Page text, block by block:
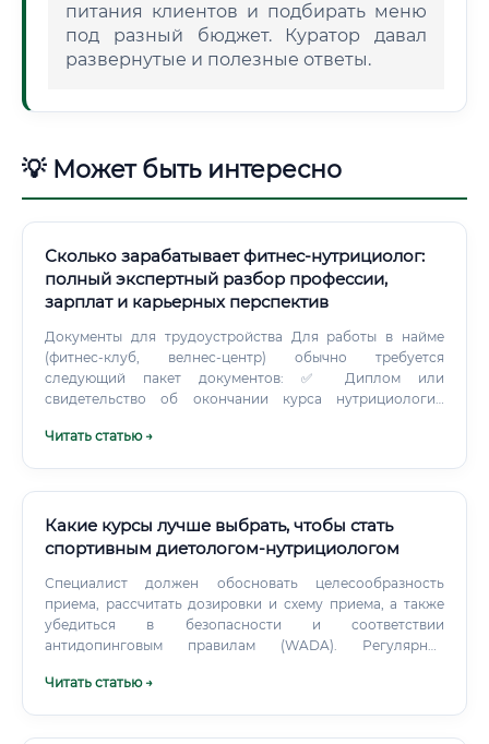
питания клиентов и подбирать меню
под разный бюджет. Куратор давал
развернутые и полезные ответы.
💡 Может быть интересно
Сколько зарабатывает фитнес-нутрициолог:
полный экспертный разбор профессии,
зарплат и карьерных перспектив
Документы для трудоустройства Для работы в найме
(фитнес-клуб, велнес-центр) обычно требуется
следующий пакет документов: ✅ Диплом или
свидетельство об окончании курса нутрициологии
Удостоверение о повышении квалификации или
кейсами клиентов ✅ Рекомендательные письма
(опционально, но желательно) ✅ Для самозанятой
или ИП ⚠️ При работе с клиентами в частной практике
крайне рекомендуется заключать договор об оказании
услуг — это защищает как специалиста, так и клиента.
Сколько зарабатывают выпускники курсов Это вопрос,
студентов.
Читать статью →
Какие курсы лучше выбрать, чтобы стать
спортивным диетологом-нутрициологом
Специалист должен обосновать целесообразность
приема, рассчитать дозировки и схему приема, а также
убедиться в безопасности и соответствии
антидопинговым правилам (WADA). Регулярное
тела, самочувствия и спортивных результатов.
Читать статью →